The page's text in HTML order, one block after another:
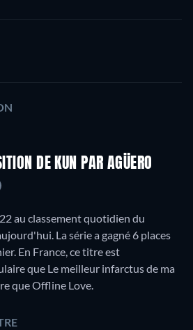
DE KUN PAR AGÜERO
au classement quotidien du
La série a gagné 6 places
En France, ce titre est
que Le meilleur infarctus de ma
que Offline Love.